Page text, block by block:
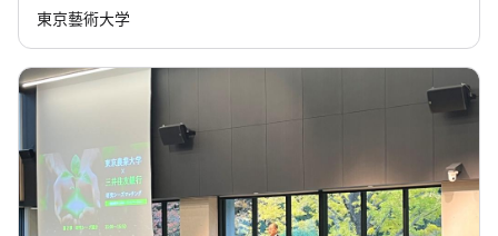
東京藝術大学